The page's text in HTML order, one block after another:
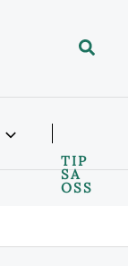
Sök
TIP
SA
OSS